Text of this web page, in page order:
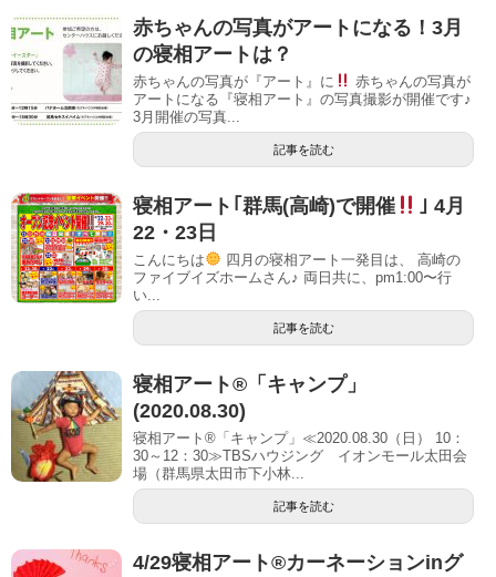
赤ちゃんの写真がアートになる！3月
の寝相アートは？
赤ちゃんの写真が『アート』に
赤ちゃんの写真が
アートになる『寝相アート』の写真撮影が開催です♪
3月開催の写真...
記事を読む
寝相アート｢群馬(高崎)で開催
｣ 4月
22・23日
こんにちは
四月の寝相アート一発目は、 高崎の
ファイブイズホームさん♪ 両日共に、pm1:00〜行
い...
記事を読む
寝相アート®「キャンプ」
(2020.08.30)
寝相アート®「キャンプ」≪2020.08.30（日） 10：
30～12：30≫TBSハウジング イオンモール太田会
場（群馬県太田市下小林...
記事を読む
4/29寝相アート®︎カーネーションinグ